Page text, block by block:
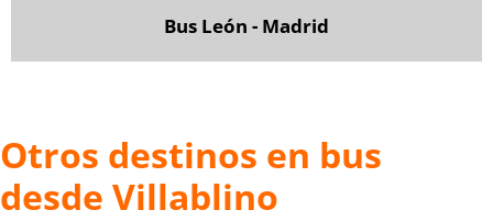
Bus León - Madrid
Otros destinos en bus
desde Villablino